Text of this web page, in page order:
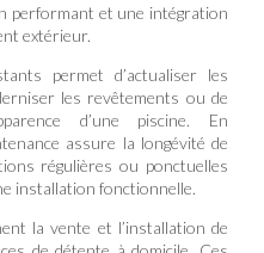
performant et une intégration
extérieur.
permet d’actualiser les
les revêtements ou de
d’une piscine. En
assure la longévité de
régulières ou ponctuelles
installation fonctionnelle.
la vente et l’installation de